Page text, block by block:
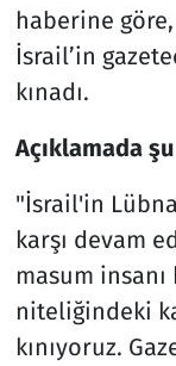
haberine
İsrail’in
kınadı.
Açıklamada
"İsrail'in
karşı devam
masum insanı
niteliğindeki
kınıyoruz.